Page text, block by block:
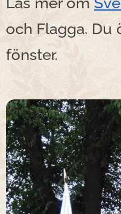
och Flagga. Du
fönster.